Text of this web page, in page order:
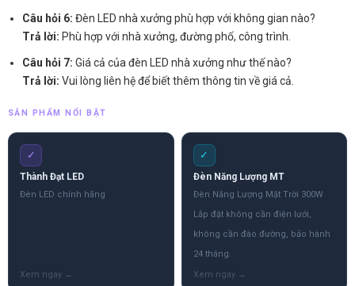
Câu hỏi 6: Đèn LED nhà xưởng phù hợp với không gian nào?
Trả lời: Phù hợp với nhà xưởng, đường phố, công trình.
Câu hỏi 7: Giá cả của đèn LED nhà xưởng như thế nào?
Trả lời: Vui lòng liên hệ để biết thêm thông tin về giá cả.
SẢN PHẨM NỔI BẬT
✓
Thành Đạt LED
Đèn LED chính hãng
✓
Đèn Năng Lượng MT
Đèn Năng Lượng Mặt Trời 300W
Lắp đặt không cần điện lưới,
không cần đào đường, bảo hành
24 tháng.